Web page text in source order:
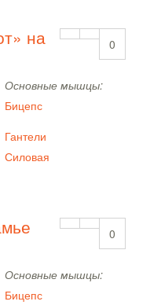
0
на
Основные мышцы:
Бицепс
Гантели
Силовая
0
Основные мышцы:
Бицепс